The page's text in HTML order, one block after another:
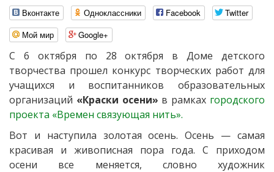
Вконтакте Одноклассники Facebook
Twitter
Мой мир
Google+
С 6 октября по 28 октября в Доме детского
творчества прошел конкурс творческих работ для
учащихся и воспитанников образовательных
организаций «Краски осени» в рамках городского
проекта «Времен связующая нить».
Вот и наступила золотая осень. Осень — самая
красивая и живописная пора года. С приходом
осени все меняется, словно художник